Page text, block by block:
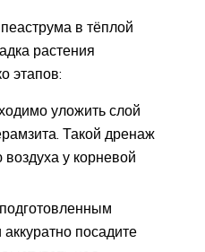
в тёплой
растения
этапов:
уложить слой
Такой дренаж
у корневой
посадите